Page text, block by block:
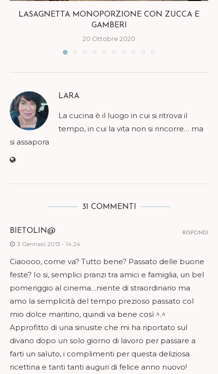
LASAGNETTA MONOPORZIONE CON ZUCCA E
GAMBERI
20 Ottobre 2020
LARA
La cucina è il luogo in cui si ritrova il
tempo, in cui la vita non si rincorre… ma
si assapora
31 COMMENTI
BIETOLIN@
3 Gennaio 2013 - 14:24
Ciaoooo, come va? Tutto bene? Passato delle buone
feste? Io si, semplici pranzi tra amici e famiglia, un bel
pomeriggio al cinema…niente di straordinario ma
amo la semplicità del tempo prezioso passato col
mio dolce maritino, quindi va bene così ^.^
Approfitto di una sinusite che mi ha riportato sul
divano dopo un solo giorno di lavoro per passare a
farti un saluto, i complimenti per questa deliziosa
ricettina e tanti tanti auguri di felice anno nuovo!
RISPONDI